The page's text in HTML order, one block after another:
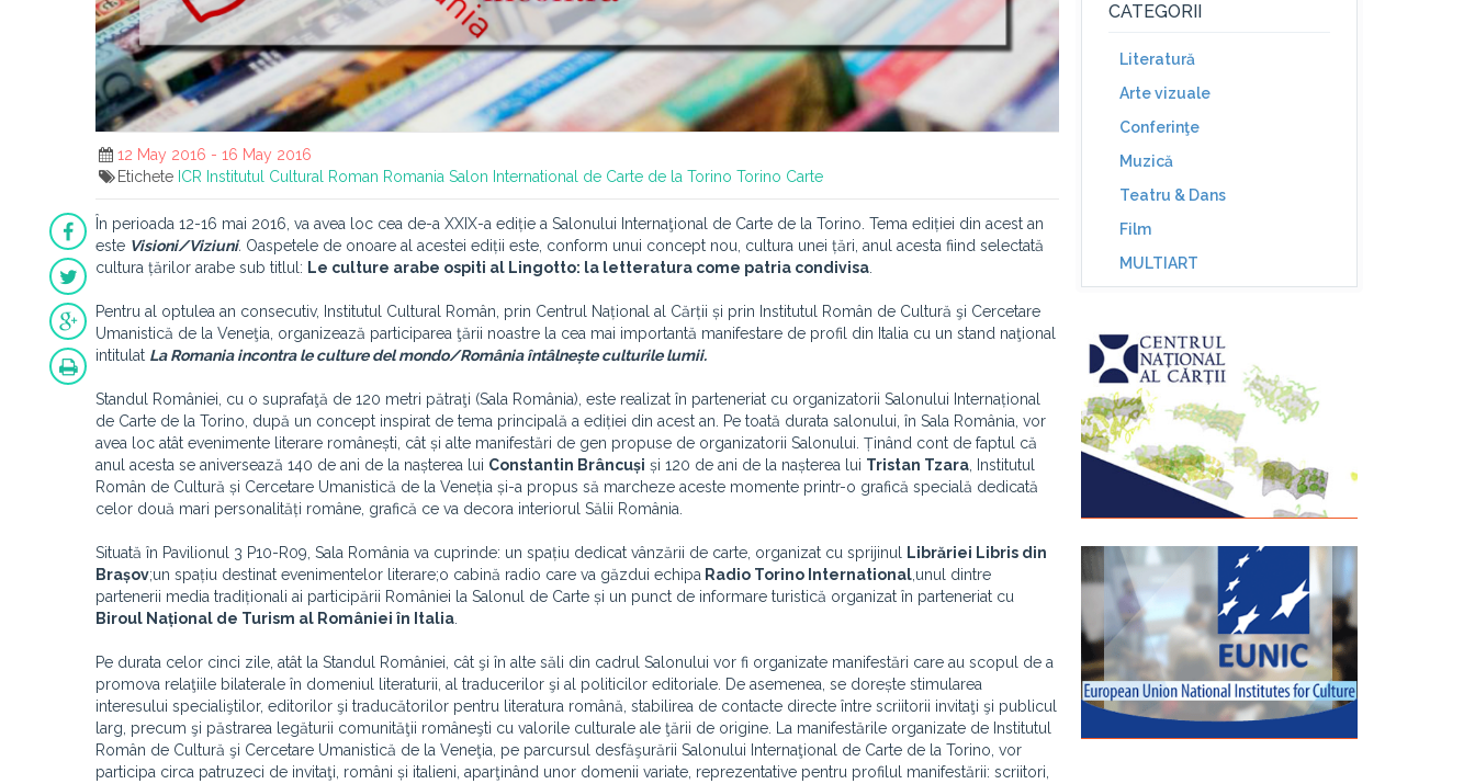
12 May 2016 - 16 May 2016
Etichete ICR Institutul Cultural Roman Romania Salon International de Carte de la Torino Torino Carte
În perioada 12-16 mai 2016, va avea loc cea de-a XXIX-a ediție a Salonului Internaţional de Carte de la Torino. Tema ediției din acest an
este Visioni/Viziuni. Oaspetele de onoare al acestei ediții este, conform unui concept nou, cultura unei țări, anul acesta fiind selectată
cultura țărilor arabe sub titlul: Le culture arabe ospiti al Lingotto: la letteratura come patria condivisa
Pentru al optulea an consecutiv, Institutul Cultural Român, prin Centrul Național al Cărții și prin Institutul Român de Cultură şi Cercetare
Umanistică de la Veneţia, organizează participarea ţării noastre la cea mai importantă manifestare de profil din Italia cu un stand naţional
intitulat La Romania incontra le culture del mondo/România întâlnește culturile lumii.
Standul României, cu o suprafaţă de 120 metri pătraţi (Sala România), este realizat în parteneriat cu organizatorii Salonului Internațional
de Carte de la Torino, după un concept inspirat de tema principală a ediției din acest an. Pe toată durata salonului, în Sala România, vor
avea loc atât evenimente literare românești, cât și alte manifestări de gen propuse de organizatorii Salonului. Ținând cont de faptul că
anul acesta se aniversează 140 de ani de la nașterea lui Constantin Brâncuși și 120 de ani de la nașterea lui Tristan Tzara , Institutul
Român de Cultură și Cercetare Umanistică de la Veneția și-a propus să marcheze aceste momente printr-o grafică specială dedicată
celor două mari personalități române, grafică ce va decora interiorul Sălii România.
Situată în Pavilionul 3 P10-R09, Sala România va cuprinde: un spațiu dedicat vânzării de carte, organizat cu sprijinul
Librăriei Libris din
Brașov;un spațiu destinat evenimentelor literare;o cabină radio care va găzdui echipa Radio Torino International ,unul dintre
partenerii media tradiționali ai participării României la Salonul de Carte și un punct de informare turistică organizat în parteneriat cu
Biroul Național de Turism al României în Italia
Pe durata celor cinci zile, atât la Standul României, cât şi în alte săli din cadrul Salonului vor fi organizate manifestări care au scopul de a
promova relaţiile bilaterale în domeniul literaturii, al traducerilor şi al politicilor editoriale. De asemenea, se dorește stimularea
interesului specialiştilor, editorilor şi traducătorilor pentru literatura română, stabilirea de contacte directe între scriitorii invitaţi şi publicul
larg, precum şi păstrarea legăturii comunităţii româneşti cu valorile culturale ale ţării de origine. La manifestările organizate de Institutul
Român de Cultură şi Cercetare Umanistică de la Veneţia, pe parcursul desfăşurării Salonului Internaţional de Carte de la Torino, vor
participa circa patruzeci de invitaţi, români și italieni, aparţinând unor domenii variate, reprezentative pentru profilul manifestării: scriitori,
CATEGORII
Literatură
Arte vizuale
Conferinţe
Muzică
Teatru & Dans
Film
MULTIART